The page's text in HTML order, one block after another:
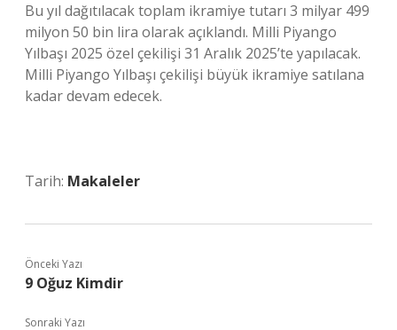
Bu yıl dağıtılacak toplam ikramiye tutarı 3 milyar 499
milyon 50 bin lira olarak açıklandı. Milli Piyango
Yılbaşı 2025 özel çekilişi 31 Aralık 2025’te yapılacak.
Milli Piyango Yılbaşı çekilişi büyük ikramiye satılana
kadar devam edecek.
Tarih: Makaleler
Önceki Yazı
9 Oğuz Kimdir
Sonraki Yazı